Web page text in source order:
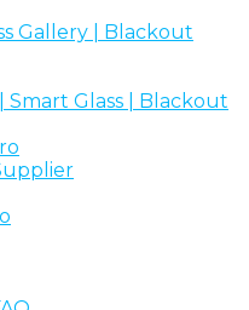
Gallery | Blackout
Glass | Blackout